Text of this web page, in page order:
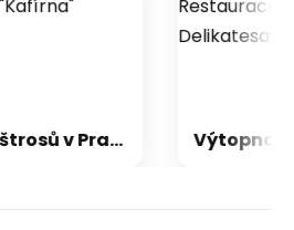
Dům U Tří pštrosů v Praze 1: První Pražská "Kafírna"